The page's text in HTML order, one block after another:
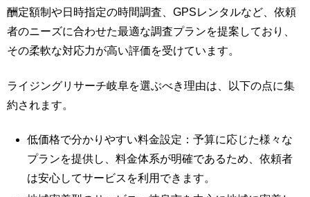
酬定額制や日時指定の時間調査、GPSレンタルなど、依頼
者のニーズに合わせた最適な調査プランを提案しており、
その柔軟な対応力が高い評価を受けています。
ライジングリサーチ岐阜を選ぶべき理由は、以下の点に集
約されます。
低価格で分かりやすい料金設定：予算に応じた様々な
プランを提供し、料金体系が明確であるため、依頼者
は安心してサービスを利用できます。